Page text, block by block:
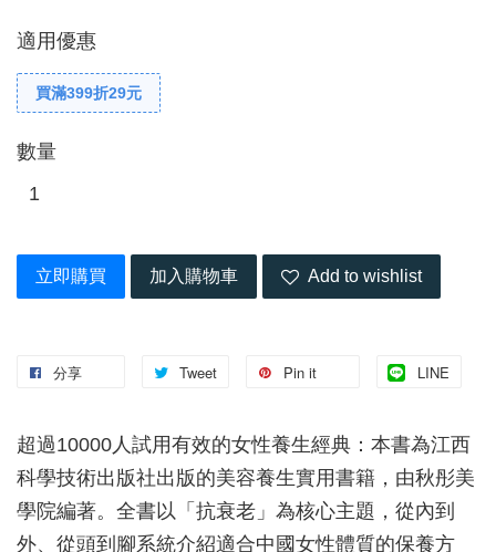
適用優惠
買滿399折29元
數量
立即購買 加入購物車 Add to wishlist
分享 Tweet Pin it LINE
超過10000人試用有效的女性養生經典：本書為江西
科學技術出版社出版的美容養生實用書籍，由秋彤美
學院編著。全書以「抗衰老」為核心主題，從內到
外、從頭到腳系統介紹適合中國女性體質的保養方